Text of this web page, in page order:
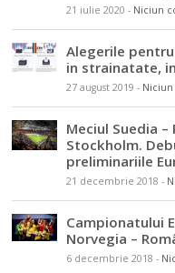
21 iulie 2020 - Niciun
Alegerile
in strainatate,
27 august 2019 -
Meciul Suedia
Stockholm.
preliminariile
21 decembrie 2018 -
Campionatului
Norvegia –
6 decembrie 2018 -